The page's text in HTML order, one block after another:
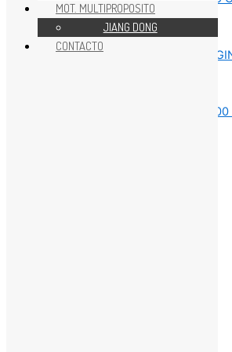
REPUESTOS MOTOR 40HP
MOT. MULTIPROPOSITO
JIANG DONG
CONTACTO